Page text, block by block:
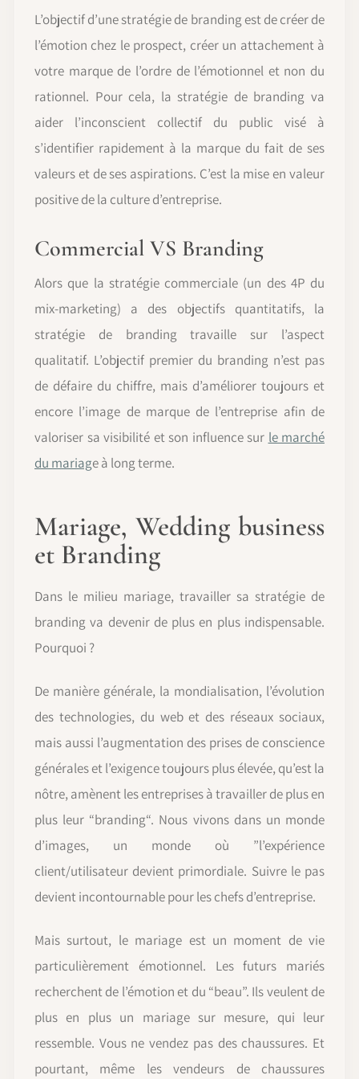
L’objectif d’une stratégie de branding est de créer de
l’émotion chez le prospect, créer un attachement à
votre marque de l’ordre de l’émotionnel et non du
rationnel. Pour cela, la stratégie de branding va
aider l’inconscient collectif du public visé à
s’identifier rapidement à la marque du fait de ses
valeurs et de ses aspirations. C’est la mise en valeur
positive de la culture d’entreprise.
Commercial VS Branding
Alors que la stratégie commerciale (un des 4P du
mix-marketing) a des objectifs quantitatifs, la
stratégie de branding travaille sur l’aspect
qualitatif. L’objectif premier du branding n’est pas
de défaire du chiffre, mais d’améliorer toujours et
encore l’image de marque de l’entreprise afin de
valoriser sa visibilité et son influence sur le marché
du mariage à long terme.
Mariage, Wedding business
et Branding
Dans le milieu mariage, travailler sa stratégie de
branding va devenir de plus en plus indispensable.
Pourquoi ?
De manière générale, la mondialisation, l’évolution
des technologies, du web et des réseaux sociaux,
mais aussi l’augmentation des prises de conscience
générales et l’exigence toujours plus élevée, qu’est la
nôtre, amènent les entreprises à travailler de plus en
plus leur “branding“. Nous vivons dans un monde
d’images, un monde où ”l’expérience
client/utilisateur devient primordiale. Suivre le pas
devient incontournable pour les chefs d’entreprise.
Mais surtout, le mariage est un moment de vie
particulièrement émotionnel. Les futurs mariés
recherchent de l’émotion et du “beau”. Ils veulent de
plus en plus un mariage sur mesure, qui leur
ressemble. Vous ne vendez pas des chaussures. Et
pourtant, même les vendeurs de chaussures